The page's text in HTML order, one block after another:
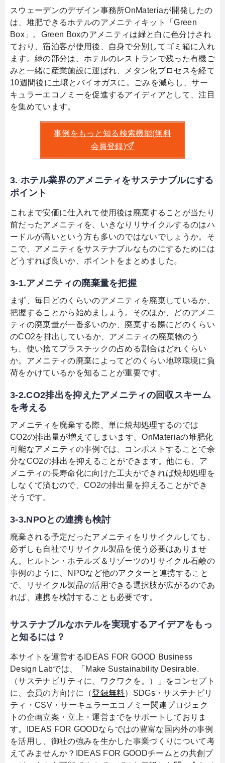
スウェーデンのデザイン事務所OnMateriaが開発したの
は、堆肥できるホテルのアメニティキット「Green
Box」。Green Boxのアメニティは緑と白に色分けされ
ており、宿泊客が使用後、自身で分別してゴミ箱に入れ
ます。緑の部分は、ホテルのレストランで残った有機ご
みと一緒に産業施設に運ばれ、メタン化プロセスを経て
10週間後に土壌とバイオガスに。ごみを減らし、サー
キュラーエコノミーを促進するアイディアとして、注目
を集めています。
事例をもっと知る検索機能(無料
会員登録)
3. ホテル業界のアメニティをサステナブルにする
ポイント
これまで安価に仕入れて使用後は廃棄することが当たり
前だったアメニティを、いきなりリサイクルするのはハ
ードルが高いという方も多いのではないでしょうか。そ
こで、アメニティをサステナブルなものにするためには
どうすれば良いか、ポイントをまとめました。
3-1.アメニティの廃棄量を把握
まず、毎日どのくらいのアメニティを廃棄しているか、
把握することから始めましょう。そのほか、どのアメニ
ティの廃棄量が一番多いのか、廃棄する際にどのくらい
のCO2を排出しているか、アメニティの廃棄物のう
ち、使い捨てプラスチックの占める割合はどれくらい
か。アメニティの廃棄によってどのくらい地球環境に負
荷をかけているかを知ることが重要です。
3-2.CO2排出を抑えたアメニティの回収スキーム
を考える
アメニティを廃棄する際、単に焼却処理するのでは
CO2の排出量が増えてしまいます。OnMateriaの堆肥化
可能なアメニティの事例では、コンポストすることで余
分なCO2の排出を抑えることができます。他にも、ア
メニティの長寿命化に向けた工夫ができれば焼却処理を
しなくて済むので、CO2の排出量を抑えることができ
そうです。
3-3.NPOとの連携も検討
廃棄される予定だったアメニティをリサイクルしても、
必ずしも自社でリサイクル製品を使う必要はありませ
ん。ヒルトン・ホテルズ＆リゾーツのリサイクル石鹸の
事例のように、NPOなど他のアクターと連携すること
で、リサイクル製品の活用できる選択肢が広がるのであ
れば、連携を検討することも必要です。
サステナブルなホテルを実現するアイデアをもっ
と知るには？
本サイトを運営するIDEAS FOR GOOD Business
Design Labでは、「Make Sustainability Desirable.
（サステナビリティに、ワクワクを。）」をコンセプト
に、会員の方向けに（登録無料）SDGs・サステナビリ
ティ・CSV・サーキュラーエコノミー関連プロジェク
トの企画立案・立上・運営までをサポートしておりま
す。IDEAS FOR GOODならではの豊富な国内外の事例
を活用し、御社の強みを生かした事業づくりについて考
えてみませんか？IDEAS FOR GOODチームとの共創プ